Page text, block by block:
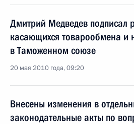
Дмитрий Медведев подписал
касающихся товарообмена и
в Таможенном союзе
20 мая 2010 года, 09:20
Внесены изменения в
законодательные акты по